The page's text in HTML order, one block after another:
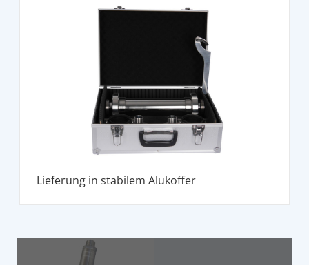
Lieferung in stabilem Alukoffer